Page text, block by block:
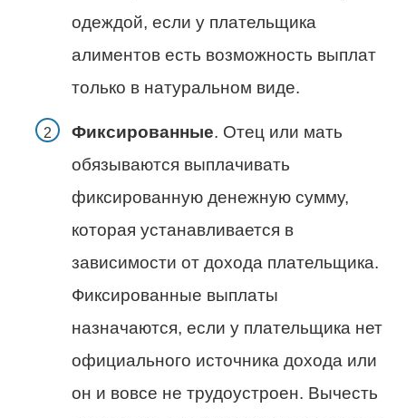
одеждой, если у плательщика
алиментов есть возможность выплат
только в натуральном виде.
Фиксированные. Отец или мать
обязываются выплачивать
фиксированную денежную сумму,
которая устанавливается в
зависимости от дохода плательщика.
Фиксированные выплаты
назначаются, если у плательщика нет
официального источника дохода или
он и вовсе не трудоустроен. Вычесть